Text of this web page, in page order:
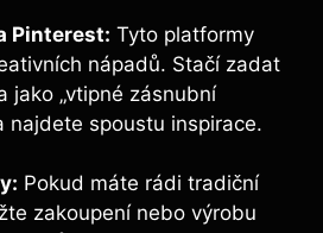
Pinterest: Tyto platformy
nápadů. Stačí zadat
jako „vtipné zásnubní
najdete spoustu inspirace.
Pokud máte rádi tradiční
zakoupení nebo výrobu